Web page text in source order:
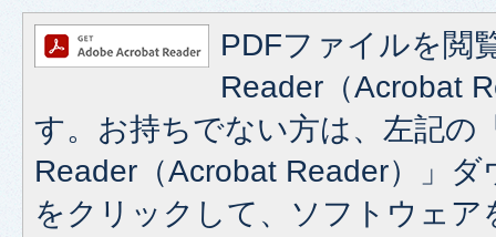
PDFファイルを閲
Reader（Acrobat
す。お持ちでない方は、左記の
Reader（Acrobat Reader）」
をクリックして、ソフトウェア